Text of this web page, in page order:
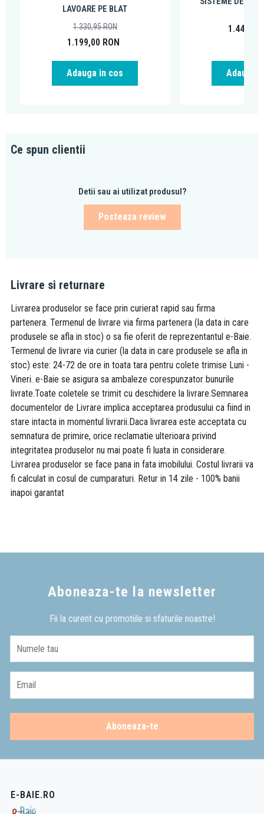
LAVOARE PE BLAT
1.199,00 RON
1.330,95RON
Adauga in cos
1.446,85
Adauga
Ce spun clientii
Detii sau ai utilizat produsul?
Posteaza review
Livrare si returnare
Livrarea produselor se face prin curierat rapid sau firma
partenera. Termenul de livrare via firma partenera (la data in care
produsele se afla in stoc) o sa fie oferit de reprezentantul e-Baie.
Termenul de livrare via curier (la data in care produsele se afla in
stoc) este: 24-72 de ore in toata tara pentru colete trimise Luni -
Vineri. e-Baie se asigura sa ambaleze corespunzator bunurile
livrate.Toate coletele se trimit cu deschidere la livrare.Semnarea
documentelor de Livrare implica acceptarea produsului ca fiind in
stare intacta in momentul livrarii.Daca livrarea este acceptata cu
semnatura de primire, orice reclamatie ulterioara privind
integritatea produselor nu mai poate fi luata in considerare.
Livrarea produselor se face pana in fata imobilului. Costul livrarii va
fi calculat in cosul de cumparaturi. Retur in 14 zile - 100% banii
inapoi garantat
Aboneaza-te la newsletter
Fii la curent cu promotiile si sfaturile noastre!
Numele tau
Email
Aboneaza-te
E-BAIE.RO